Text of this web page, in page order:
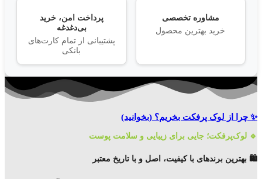
مشاوره تخصصی
خرید بهترین محصول
پرداخت امن، خرید
بی‌دغدغه
پشتیبانی از تمام کارت‌های
بانکی
✨ چرا از لوک پرفکت بخریم؟ (بخوانید)
🔹 لوک‌پرفکت؛ جایی برای زیبایی و سلامت پوست
🛍️ بهترین برندهای با کیفیت، اصل و با تاریخ معتبر